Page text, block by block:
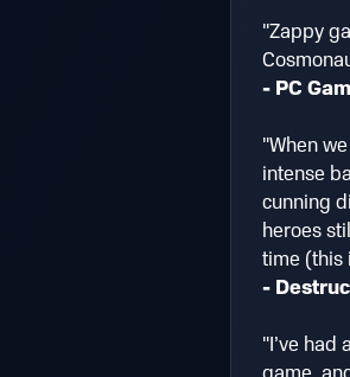
"Zappy
- PC
"When
intense
cunning
heroes
time (this
-
"I’ve